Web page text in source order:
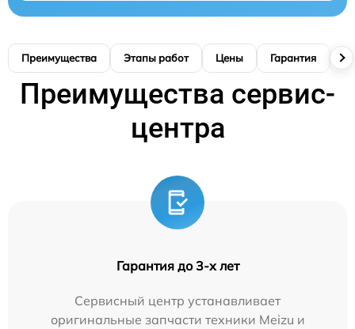
Преимущества Этапы работ Цены Гарантия
Преимущества сервис-
центра
Гарантия до 3-х лет
Сервисный центр устанавливает
оригинальные запчасти техники Meizu и